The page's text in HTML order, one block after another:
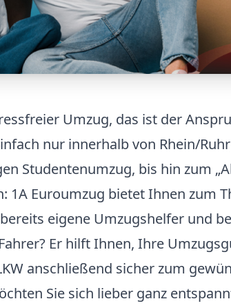
Umzug, das ist der
nur innerhalb von Rhein/
Studentenumzug, bis hin zum
1A Euroumzug bietet Ihnen zum
eigene Umzugshelfer und
Er hilft Ihnen, Ihre
anschließend sicher zum
Sie sich lieber ganz